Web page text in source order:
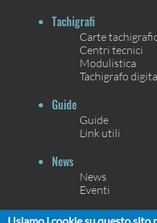
Tachigrafi
Carte
Centri tecnici
Modulistica
Tachigrafo
Guide
Guide
Link utili
News
News
Eventi
Contatti